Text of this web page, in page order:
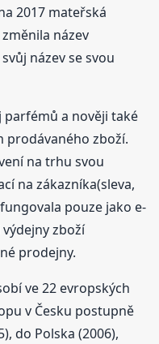
2017 mateřská
název
název se svou
parfémů a nověji také
prodávaného zboží.
na trhu svou
na zákazníka(sleva,
pouze jako e-
zboží
prodejny.
ve 22 evropských
v Česku postupně
do Polska (2006),